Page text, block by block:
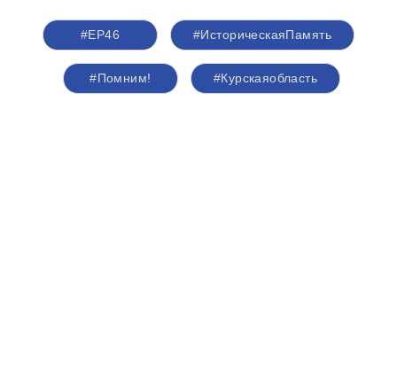
#ЕР46 #ИсторическаяПамять
#Помним! #Курскаяобласть